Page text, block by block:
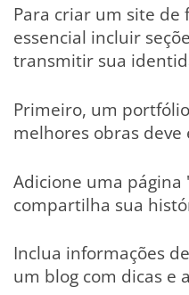
Para criar um site de
essencial incluir
transmitir sua
Primeiro, um
melhores obras
Adicione uma página
compartilha sua
Inclua informações
um blog com dicas e